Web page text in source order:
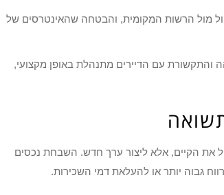
מול הרשות המקומית, והבטחה שהאינטרסים של
עם הדיירים מתנהלת באופן מקצועי,
את הקיים, אלא ליצור ערך חדש. השבחת נכסים
גבוה יותר או להעלאת דמי השכירות.